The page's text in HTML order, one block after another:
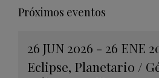
Próximos eventos
26 JUN 2026 - 26 ENE
Eclipse, Planetario /